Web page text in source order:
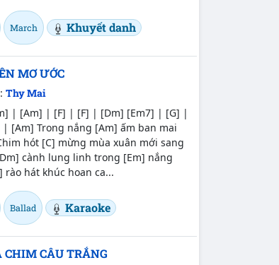
March Khuyết danh
MƠ ƯỚC
Thy Mai
| [Am] | [F] | [F] | [Dm] [Em7] | [G] |
[Am] Trong nắng [Am] ấm ban mai
hót [C] mừng mùa xuân mới sang
cành lung linh trong [Em] nắng
rào hát khúc hoan ca...
Ballad Karaoke
CHIM CÂU TRẮNG